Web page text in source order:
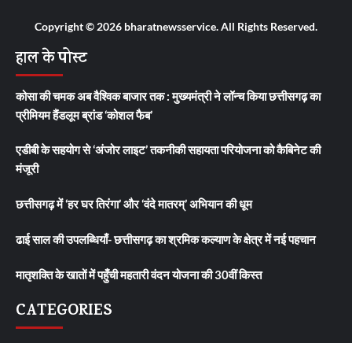
Copyright © 2026 bharatnewsservice. All Rights Reserved.
हाल के पोस्ट
कोसा की चमक अब वैश्विक बाजार तक : मुख्यमंत्री ने लॉन्च किया छत्तीसगढ़ का
प्रीमियम हैंडलूम ब्रांड ‘कोशल फैब’
एडीबी के सहयोग से ‘अंजोर लाइट’ तकनीकी सहायता परियोजना को कैबिनेट की
मंजूरी
छत्तीसगढ़ में ‘हर घर तिरंगा’ और ‘वंदे मातरम्’ अभियान की धूम
ढाई साल की उपलब्धियाँ- छत्तीसगढ़ का श्रमिक कल्याण के क्षेत्र में नई पहचान
मातृशक्ति के खातों में पहुँची महतारी वंदन योजना की 30वीं किस्त
CATEGORIES